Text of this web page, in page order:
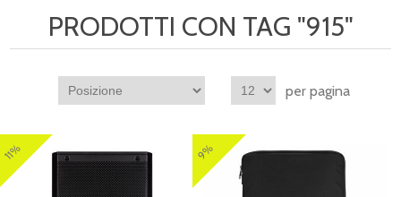
PRODOTTI CON TAG "915"
per pagina
11% 9%